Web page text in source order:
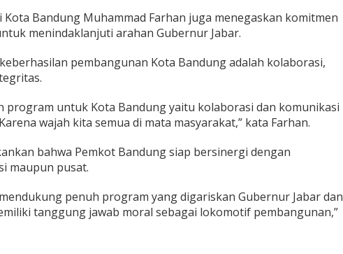
Kota Bandung Muhammad Farhan juga menegaskan komitmen
menindaklanjuti arahan Gubernur Jabar.
pembangunan Kota Bandung adalah kolaborasi,
program untuk Kota Bandung yaitu kolaborasi dan komunikasi
wajah kita semua di mata masyarakat,” kata Farhan.
bahwa Pemkot Bandung siap bersinergi dengan
maupun pusat.
penuh program yang digariskan Gubernur Jabar dan
tanggung jawab moral sebagai lokomotif pembangunan,”